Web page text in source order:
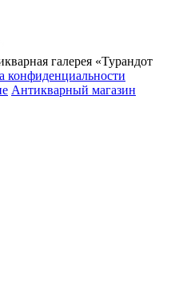
галерея «Турандот
конфиденциальности
Антикварный магазин